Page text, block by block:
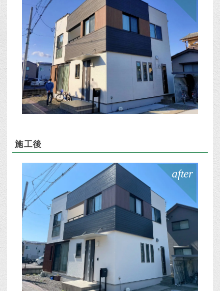
施工後
after